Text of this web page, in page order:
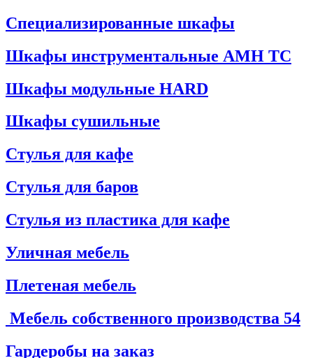
Специализированные шкафы
Шкафы инструментальные АМН ТС
Шкафы модульные HARD
Шкафы сушильные
Стулья для кафе
Стулья для баров
Стулья из пластика для кафе
Уличная мебель
Плетеная мебель
Мебель собственного производства 54
Гардеробы на заказ